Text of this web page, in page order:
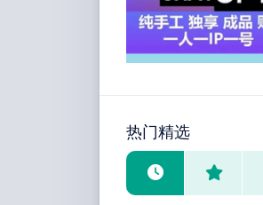
热门精选